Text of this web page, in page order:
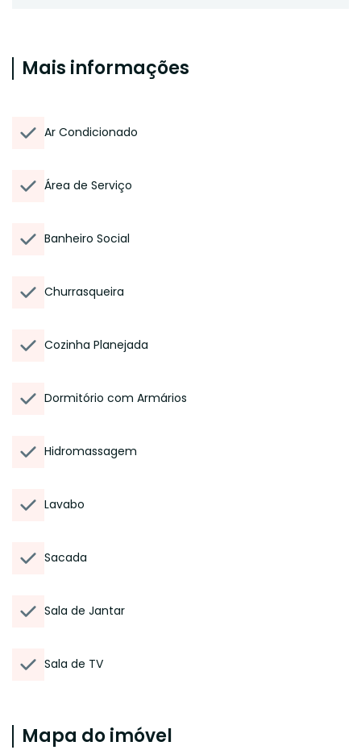
Mais informações
Ar Condicionado
Área de Serviço
Banheiro Social
Churrasqueira
Cozinha Planejada
Dormitório com Armários
Hidromassagem
Lavabo
Sacada
Sala de Jantar
Sala de TV
Mapa do imóvel